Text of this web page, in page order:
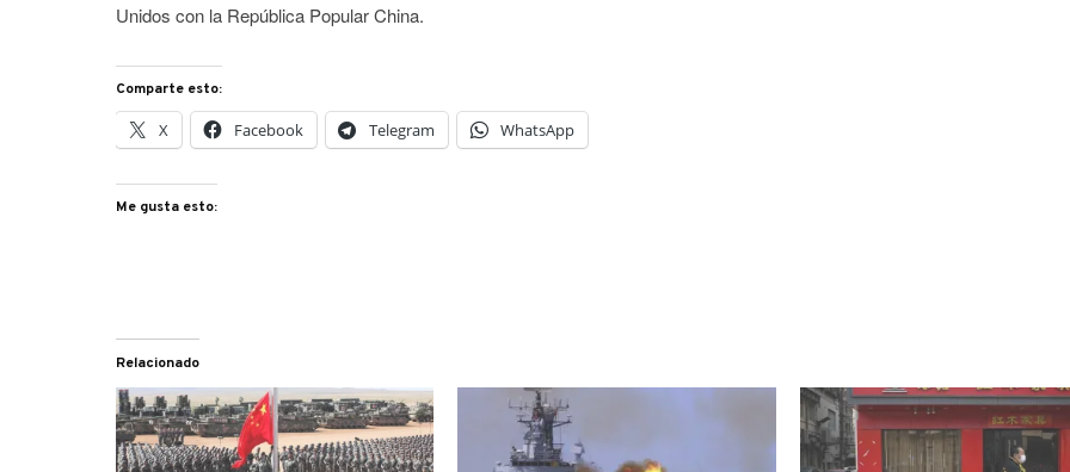
Unidos con la República Popular China.
Comparte esto:
X Facebook Telegram WhatsApp
Me gusta esto:
Relacionado